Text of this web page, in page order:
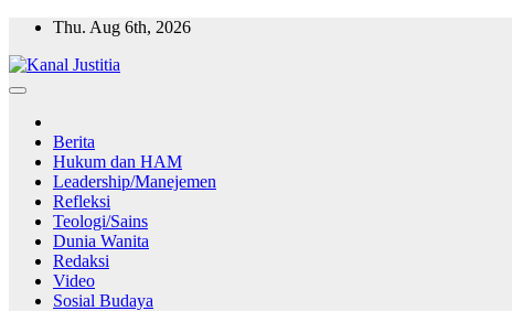
Skip
content
Thu. Aug 6th, 2026
Berita
Hukum dan HAM
Leadership/Manejemen
Refleksi
Teologi/Sains
Dunia Wanita
Redaksi
Video
Sosial Budaya